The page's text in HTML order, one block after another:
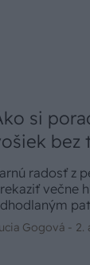
si
bez
radosť z
večne
kombináciu
Gogová - 2.